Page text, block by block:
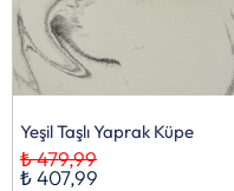
Yeşil Taşlı Yaprak Küpe
₺ 407,99
₺ 479,99